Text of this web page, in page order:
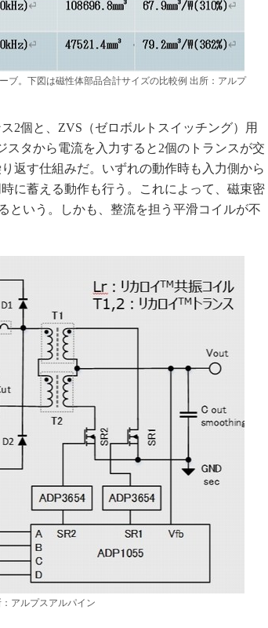
ブ。下図は磁性体部品合計サイズの比較例 出所：アルプ
2個と、ZVS（ゼロボルトスイッチング）用
タから電流を入力すると2個のトランスが交
返す仕組みだ。いずれの動作時も入力側から
に蓄える動作も行う。これによって、磁束密
という。しかも、整流を担う平滑コイルが不
アルプスアルパイン